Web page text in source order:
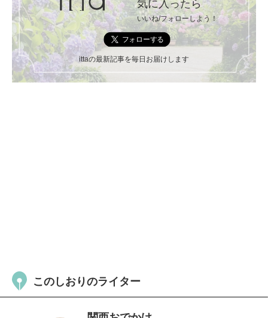
気に入ったら
いいね/フォローしよう！
ittaの最新記事を毎日お届けします
このしおりのライター